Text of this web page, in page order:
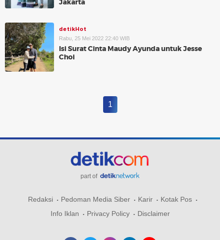
Jakarta
detikHot
Rabu, 25 Mei 2022 22:40 WIB
Isi Surat Cinta Maudy Ayunda untuk Jesse
Choi
1
part of
Redaksi Pedoman Media Siber Karir
Kotak Pos
Info Iklan
Privacy Policy Disclaimer